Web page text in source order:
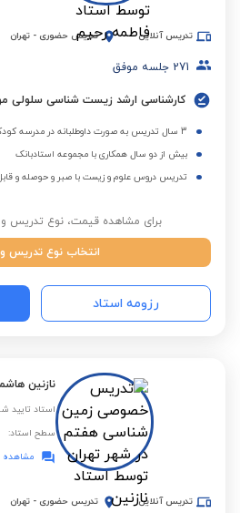
تدریس آنلاین تدریس حضوری - تهران
271 جلسه موفق
3 سال تدریس به صورت داوطلبانه در مدرسه کودکان کار
بیش از دو سال همکاری با مجموعه استادبانک
تدریس دروس علوم و زیست با صبر و حوصله و
برای مشاهده قیمت، نوع تدریس و
انتخاب نوع تدریس
رزومه استاد
نازنین
استاد تایید
سطح استاد:
مشاهده 12 دیدگاه
تدریس آنلاین تدریس حضوری - تهران